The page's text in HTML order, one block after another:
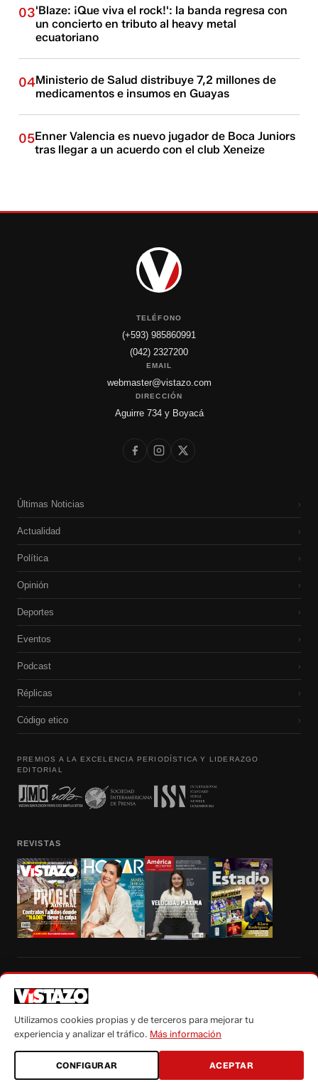
03'Blaze: ¡Que viva el rock!': la banda regresa con
un concierto en tributo al heavy metal
ecuatoriano
04Ministerio de Salud distribuye 7,2 millones de
medicamentos e insumos en Guayas
05Enner Valencia es nuevo jugador de Boca Juniors
tras llegar a un acuerdo con el club Xeneize
TELÉFONO
(+593) 985860991
(042) 2327200
EMAIL
webmaster@vistazo.com
DIRECCIÓN
Aguirre 734 y Boyacá
Últimas Noticias ›
Actualidad ›
Política ›
Opinión ›
Deportes ›
Eventos ›
Podcast ›
Réplicas ›
Código etico ›
PREMIOS A LA EXCELENCIA PERIODÍSTICA Y LIDERAZGO
EDITORIAL
REVISTAS
autorización escrita de su titular, de todos los contenidos de Vistazo.com.
Utilizamos cookies propias y de terceros para mejorar tu
experiencia y analizar el tráfico. Más información
CONFIGURAR ACEPTAR